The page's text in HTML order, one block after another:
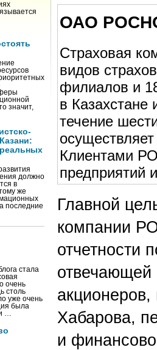
значит,
должно
в
же
последние
стала
очень
столь
уже очень
была
…
ОАО
Страховая
видов
филиалов и
в
течение
Клиентами
предприятий
Главной
компании
отчетности
Хабарова,
и